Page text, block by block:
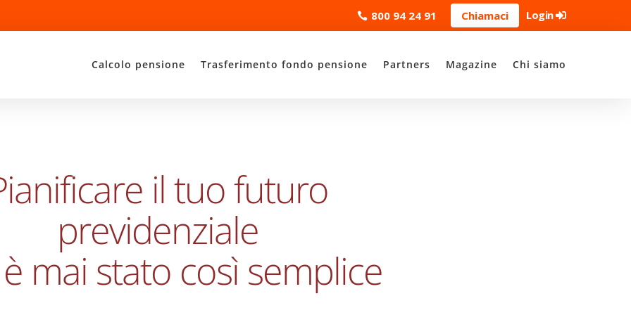
800 94 24 91 Chiamaci Login
Calcolo pensione Trasferimento fondo pensione Partners Magazine Chi siamo
il tuo futuro
previdenziale
mai stato così semplice